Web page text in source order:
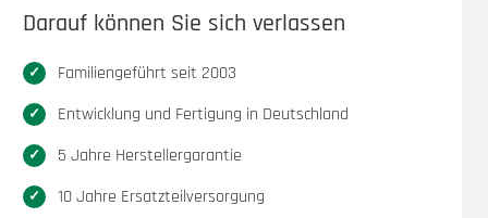
Darauf können Sie sich verlassen
Familiengeführt seit 2003
Entwicklung und Fertigung in Deutschland
5 Jahre Herstellergarantie
10 Jahre Ersatzteilversorgung